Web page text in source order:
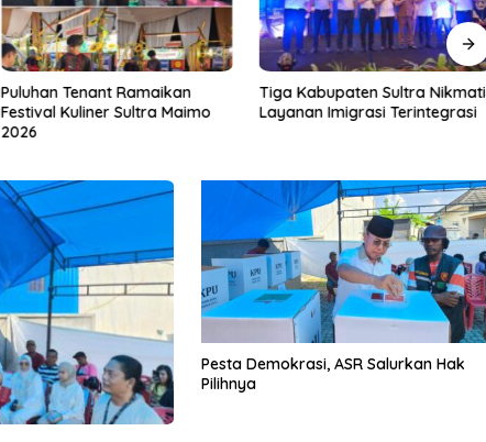
Puluhan Tenant Ramaikan
Festival Kuliner Sultra Maimo
2026
Tiga Kabupaten Sultra Nikmati
Layanan Imigrasi Terintegrasi
Pesta Demokrasi, ASR Salurkan Hak
Pilihnya